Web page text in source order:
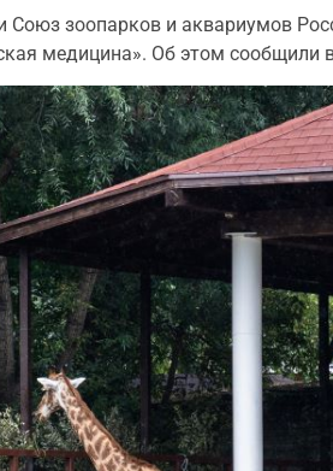
Союз зоопарков и аквариумов
медицина». Об этом сообщили